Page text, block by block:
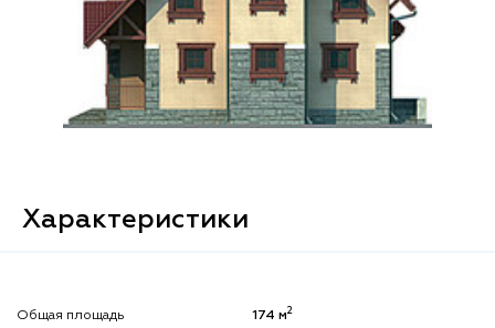
Характеристики
Общая площадь 174 м2